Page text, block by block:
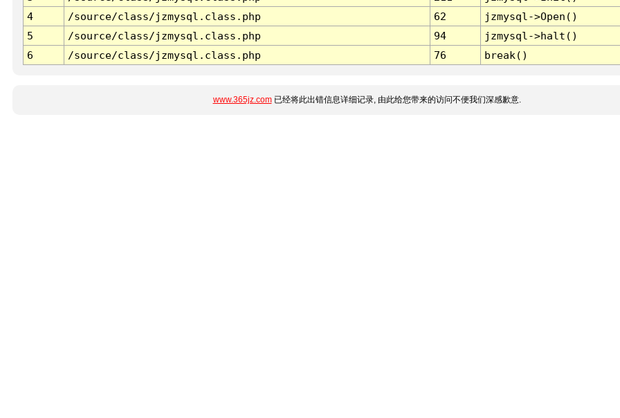
4
/source/class/jzmysql.class.php 62
jzmysql->Open()
5
/source/class/jzmysql.class.php 94
jzmysql->halt()
6
/source/class/jzmysql.class.php 76 break()
www.365jz.com已经将此出错信息详细记录, 由此给您带来的访问不便我们深感歉意.